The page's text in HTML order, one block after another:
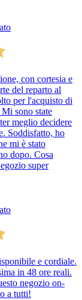
con cortesia e
del reparto al
per l'acquisto di
sono state
meglio decidere
Soddisfatto, ho
mi è stato
dopo. Cosa
super
e cordiale.
in 48 ore reali.
negozio on-
a tutti!